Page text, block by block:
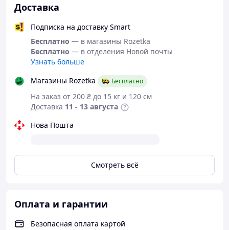
Доставка
Подписка на доставку Smart
Бесплатно — в магазины Rozetka
Бесплатно — в отделения Новой почты
Узнать больше
Магазины Rozetka
Бесплатно
На заказ от 200 ₴ до 15 кг и 120 см
Доставка 11 - 13 августа
Нова Пошта
Смотреть всё
Оплата и гарантии
Безопасная оплата картой